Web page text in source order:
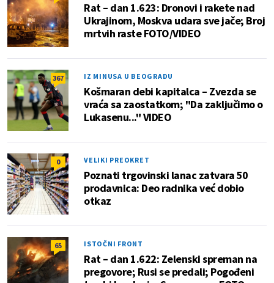
Rat – dan 1.623: Dronovi i rakete nad
Ukrajinom, Moskva udara sve jače; Broj
mrtvih raste FOTO/VIDEO
367 IZ MINUSA U BEOGRADU
Košmaran debi kapitalca – Zvezda se
vraća sa zaostatkom; "Da zaključimo o
Lukasenu..." VIDEO
0 VELIKI PREOKRET
Poznati trgovinski lanac zatvara 50
prodavnica: Deo radnika već dobio
otkaz
65 ISTOČNI FRONT
Rat – dan 1.622: Zelenski spreman na
pregovore; Rusi se predali; Pogođeni